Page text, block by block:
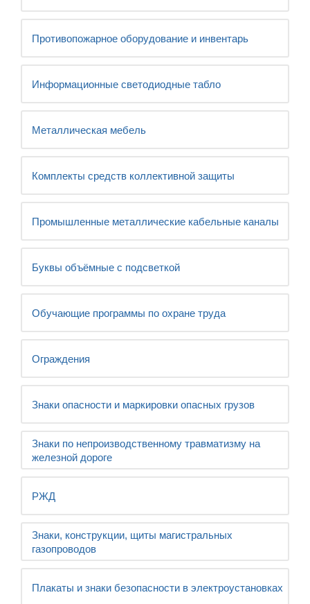
Противопожарное оборудование и инвентарь
Информационные светодиодные табло
Металлическая мебель
Комплекты средств коллективной защиты
Промышленные металлические кабельные каналы
Буквы объёмные с подсветкой
Обучающие программы по охране труда
Ограждения
Знаки опасности и маркировки опасных грузов
Знаки по непроизводственному травматизму на
железной дороге
РЖД
Знаки, конструкции, щиты магистральных
газопроводов
Плакаты и знаки безопасности в электроустановках